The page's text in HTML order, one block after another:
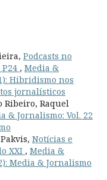
Podcasts no
, Media &
Hibridismo nos
jornalísticos
Ribeiro, Raquel
& Jornalismo: Vol. 22
Notícias e
XXI , Media &
Media & Jornalismo